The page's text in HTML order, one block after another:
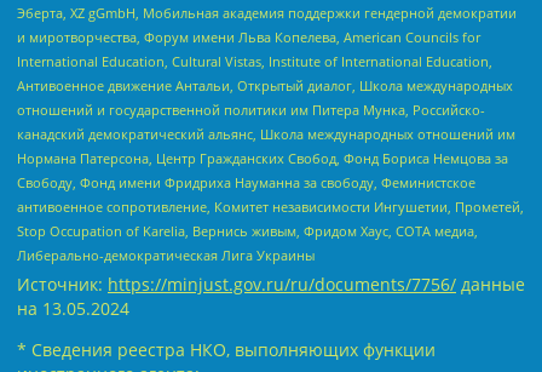
Эберта, XZ gGmbH, Мобильная академия поддержки гендерной демократии
и миротворчества, Форум имени Льва Копелева, American Councils for
International Education, Cultural Vistas, Institute of International Education,
Антивоенное движение Антальи, Открытый диалог, Школа международных
отношений и государственной политики им Питера Мунка, Российско-
канадский демократический альянс, Школа международных отношений им
Нормана Патерсона, Центр Гражданских Свобод, Фонд Бориса Немцова за
Свободу, Фонд имени Фридриха Науманна за свободу, Феминистское
антивоенное сопротивление, Комитет независимости Ингушетии, Прометей,
Stop Occupation of Karelia, Вернись живым, Фридом Хаус, СОТА медиа,
Либерально-демократическая Лига Украины
Источник: https://minjust.gov.ru/ru/documents/7756/ данные
на 13.05.2024
* Сведения реестра НКО, выполняющих функции